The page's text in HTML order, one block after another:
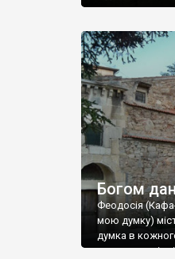
Богом
Феодосія
мою думку)
думка в
запрошую